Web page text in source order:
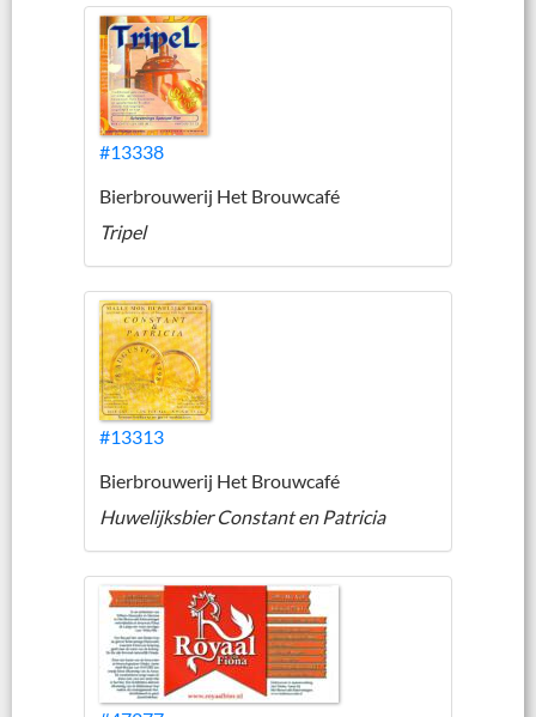
#13338
Bierbrouwerij Het Brouwcafé
Tripel
#13313
Bierbrouwerij Het Brouwcafé
Huwelijksbier Constant en Patricia